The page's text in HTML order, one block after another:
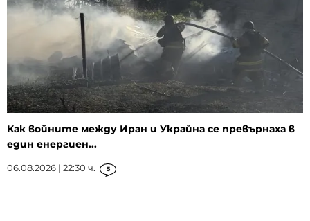
Как войните между Иран и Украйна се превърнаха в
един енергиен...
06.08.2026 | 22:30 ч. 5